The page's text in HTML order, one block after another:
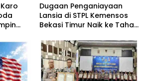
Dugaan Penganiayaan
Lansia di STPL Kemensos
Bekasi Timur Naik ke Tahap
Minta Proses Transparan
dan Bebas Intervensi